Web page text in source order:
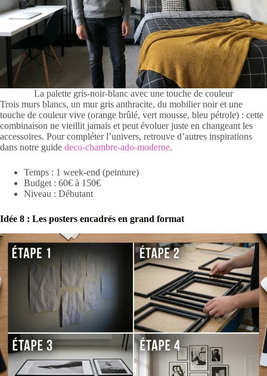
La palette gris-noir-blanc avec une touche de couleur
Trois murs blancs, un mur gris anthracite, du mobilier noir et une
touche de couleur vive (orange brûlé, vert mousse, bleu pétrole) : cette
combinaison ne vieillit jamais et peut évoluer juste en changeant les
accessoires. Pour compléter l’univers, retrouve d’autres inspirations
dans notre guide deco-chambre-ado-moderne.
Temps : 1 week-end (peinture)
Budget : 60€ à 150€
Niveau : Débutant
Idée 8 : Les posters encadrés en grand format